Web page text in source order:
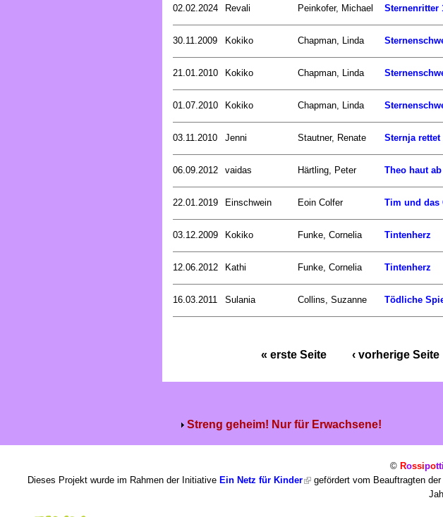
02.02.2024 Revali Peinkofer, Michael Sternenritter
30.11.2009 Kokiko Chapman, Linda
21.01.2010 Kokiko Chapman, Linda
01.07.2010 Kokiko Chapman, Linda
03.11.2010 Jenni Stautner, Renate Sternja
06.09.2012 vaidas Härtling, Peter Theo haut ab
22.01.2019 Einschwein Eoin Colfer Tim und das
03.12.2009 Kokiko Funke, Cornelia Tintenherz
12.06.2012 Kathi Funke, Cornelia Tintenherz
16.03.2011 Sulania Collins, Suzanne Tödliche
« erste Seite ‹ vorherige Seite
Streng geheim! Nur für Erwachsene!
© Rossipotti
Dieses Projekt wurde im Rahmen der Initiative Ein Netz für Kinder
gefördert vom Beauftragten